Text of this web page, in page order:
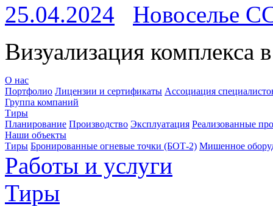
25.04.2024
Новоселье
Визуализация комплекса
О нас
Портфолио Лицензии и сертификаты Ассоциация
Группа компаний
Тиры
Планирование Производство Эксплуатация Реализованные
Наши объекты
Тиры Бронированные огневые точки (БОТ-2) Мишенное
Работы и услуги
Тиры